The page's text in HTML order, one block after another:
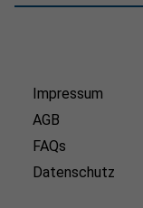
Impressum
AGB
FAQs
Datenschutz